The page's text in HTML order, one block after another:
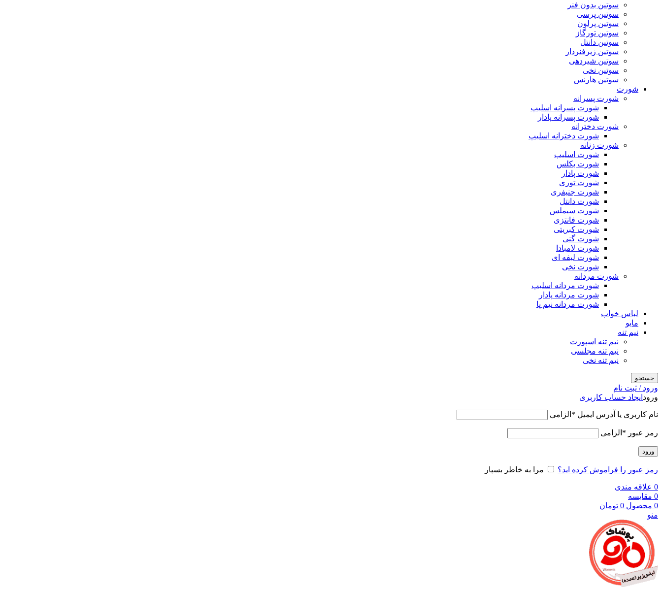
سوتین بدون فنر
سوتین پرسی
سوتین پرلون
سوتین تورگاز
سوتین دانتل
سوتین زیرفنردار
سوتین شیردهی
سوتین نخی
سوتین هارنس
شورت
شورت پسرانه
شورت پسرانه اسلیپ
شورت پسرانه پادار
شورت دخترانه
شورت دخترانه اسلیپ
شورت زنانه
شورت اسلیپ
شورت بکلس
شورت پادار
شورت توری
شورت جنیفری
شورت دانتل
شورت سیملس
شورت فانتزی
شورت کبریتی
شورت گنی
شورت لامبادا
شورت لیفه ای
شورت نخی
شورت مردانه
شورت مردانه اسلیپ
شورت مردانه پادار
شورت مردانه نیم پا
لباس خواب
مایو
نیم تنه
نیم تنه اسپورت
نیم تنه مجلسی
نیم تنه نخی
جستجو
ورود / ثبت نام
ورود ایجاد حساب کاربری
نام کاربری یا آدرس ایمیل * الزامی
رمز عبور * الزامی
ورود
رمز عبور را فراموش کرده اید؟ مرا به خاطر بسپار
0 علاقه مندی
0 مقایسه
0 محصول 0 تومان
منو